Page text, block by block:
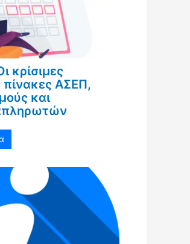
κρίσιμες
πίνακες ΑΣΕΠ,
και